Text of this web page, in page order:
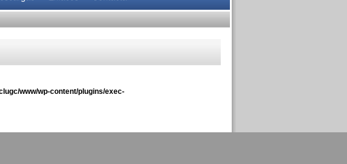
www/wp-content/plugins/exec-